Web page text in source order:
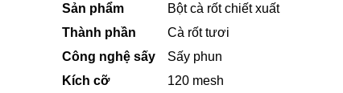
Sản phẩm
Bột cà rốt chiết xuất
Thành phần
Cà rốt tươi
Công nghệ sấy
Sấy phun
Kích cỡ
120 mesh